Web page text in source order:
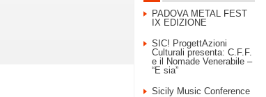
PADOVA METAL FEST
IX EDIZIONE
SIC! ProgettAzioni
Culturali presenta: C.F.F.
e il Nomade Venerabile –
“E sia”
Sicily Music Conference